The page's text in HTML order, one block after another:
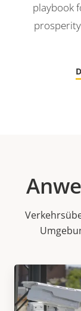
playbook